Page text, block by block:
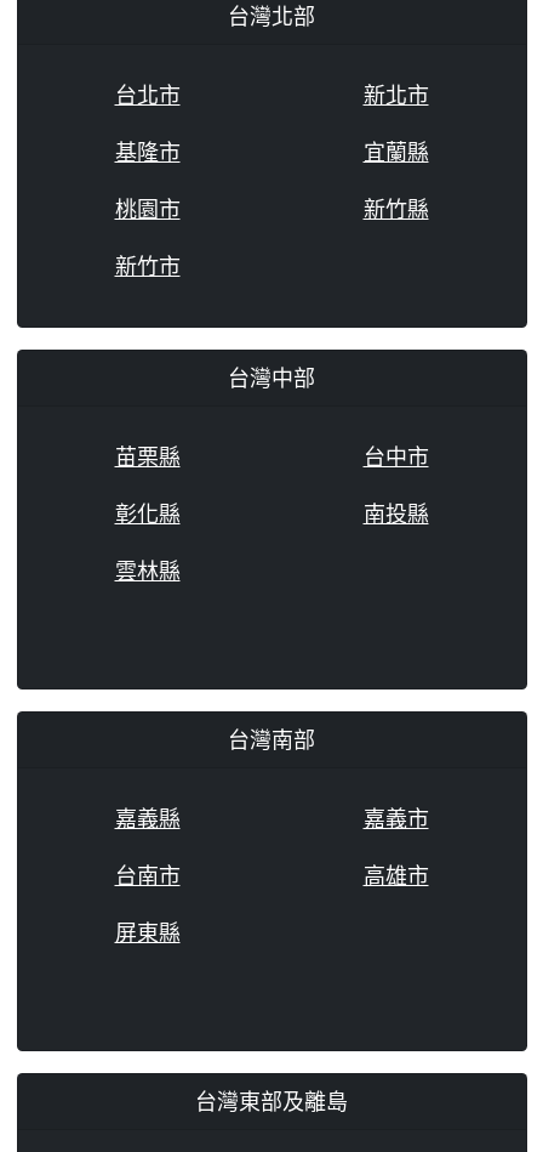
台灣北部
台北市
新北市
基隆市
宜蘭縣
桃園市
新竹縣
新竹市
台灣中部
苗栗縣
台中市
彰化縣
南投縣
雲林縣
台灣南部
嘉義縣
嘉義市
台南市
高雄市
屏東縣
台灣東部及離島